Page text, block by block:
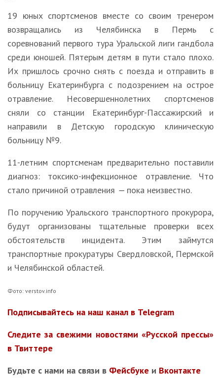
19 юных спортсменов вместе со своим тренером
возвращались из Челябинска в Пермь с
соревнований первого тура Уральской лиги гандбола
среди юношей. Пятерым детям в пути стало плохо.
Их пришлось срочно снять с поезда и отправить в
больницу Екатеринбурга с подозрением на острое
отравление. Несовершеннолетних спортсменов
сняли со станции Екатеринбург-Пассажирский и
направили в Детскую городскую клиническую
больницу №9.
11-летним спортсменам предварительно поставили
диагноз: токсико-инфекционное отравление. Что
стало причиной отравления — пока неизвестно.
По поручению Уральского транспортного прокурора,
будут организованы тщательные проверки всех
обстоятельств инцидента. Этим займутся
транспортные прокуратуры Свердловской, Пермской
и Челябинской областей.
Фото: verstov.info
Подписывайтесь на наш канал в Telegram
Следите за свежими новостями «Русской прессы»
в Твиттере
Будьте с нами на связи в Фейсбуке и Вконтакте